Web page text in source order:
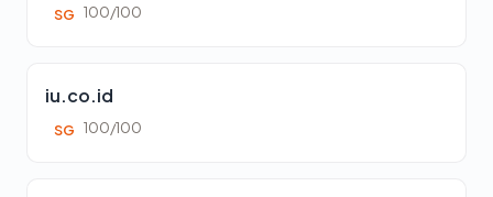
SG 100/100
iu.co.id
SG 100/100